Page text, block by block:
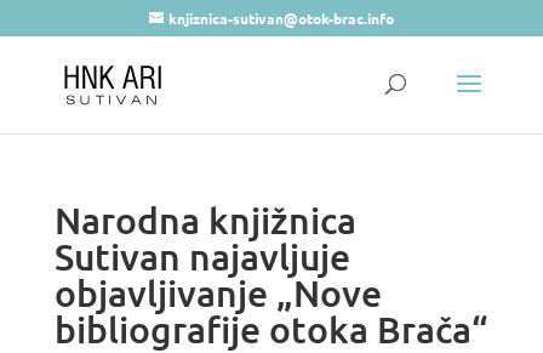
knjiznica-sutivan@otok-brac.info
Narodna knjižnica
Sutivan najavljuje
objavljivanje „Nove
bibliografije otoka Brača“